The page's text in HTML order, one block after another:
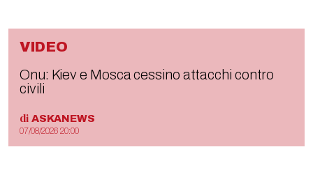
VIDEO
Onu: Kiev e Mosca cessino attacchi contro
civili
di ASKANEWS
07/08/2026 20:00